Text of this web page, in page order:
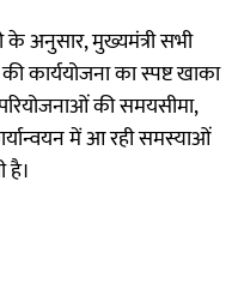
के अनुसार, मुख्यमंत्री सभी
कार्ययोजना का स्पष्ट खाका
की समयसीमा,
में आ रही समस्याओं
है।